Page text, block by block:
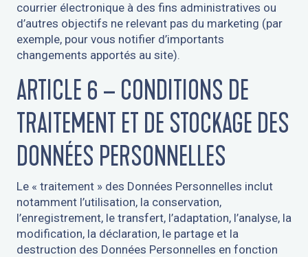
courrier électronique à des fins administratives ou
d’autres objectifs ne relevant pas du marketing (par
exemple, pour vous notifier d’importants
changements apportés au site).
ARTICLE 6 – CONDITIONS DE
TRAITEMENT ET DE STOCKAGE DES
DONNÉES PERSONNELLES
Le « traitement » des Données Personnelles inclut
notamment l’utilisation, la conservation,
l’enregistrement, le transfert, l’adaptation, l’analyse, la
modification, la déclaration, le partage et la
destruction des Données Personnelles en fonction